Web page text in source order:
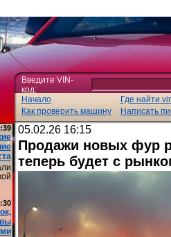
Введите VIN-
код:
Начало
Где найти
Как проверить машину
Написать
05.02.26 16:15
Продажи новых фур
теперь будет с